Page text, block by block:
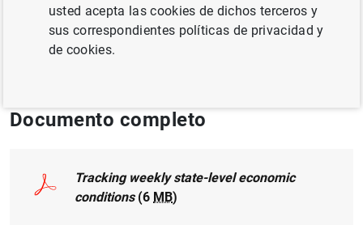
Publicado en:The Review of Economics and
Statistics, Volume 106, Issue 2, March 2024,
pp. 483-504
Documento completo
Tracking weekly state-level economic
conditions(6 MB)
usted acepta las cookies de dichos terceros y
sus correspondientes políticas de privacidad y
de cookies.